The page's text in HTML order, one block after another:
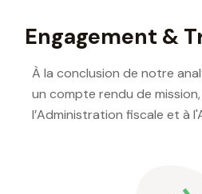
Engagement &
À la conclusion de notre
un compte rendu de
l’Administration fiscale et à